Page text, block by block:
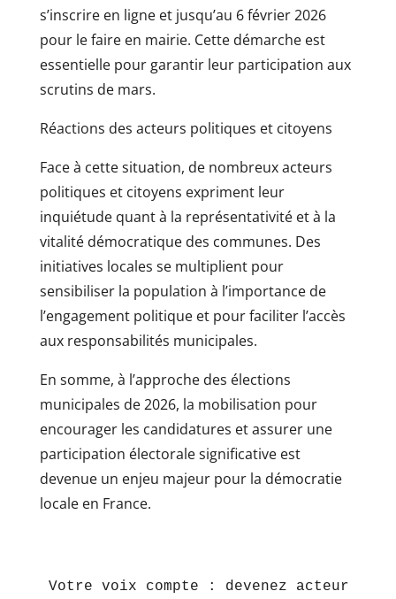
s’inscrire en ligne et jusqu’au 6 février 2026
pour le faire en mairie. Cette démarche est
essentielle pour garantir leur participation aux
scrutins de mars.
Réactions des acteurs politiques et citoyens
Face à cette situation, de nombreux acteurs
politiques et citoyens expriment leur
inquiétude quant à la représentativité et à la
vitalité démocratique des communes. Des
initiatives locales se multiplient pour
sensibiliser la population à l’importance de
l’engagement politique et pour faciliter l’accès
aux responsabilités municipales.
En somme, à l’approche des élections
municipales de 2026, la mobilisation pour
encourager les candidatures et assurer une
participation électorale significative est
devenue un enjeu majeur pour la démocratie
locale en France.
Votre voix compte : devenez acteur de